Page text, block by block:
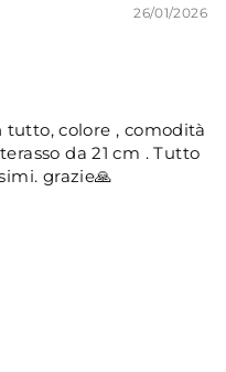
26/01/2026
tutto, colore , comodità
da 21 cm . Tutto
grazie🙏